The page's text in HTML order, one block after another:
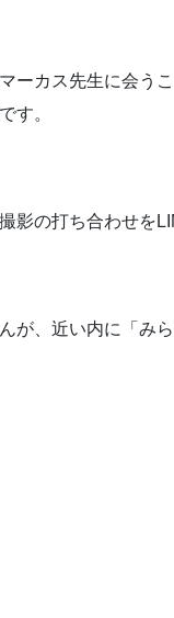
ーカス先生に会う
す。
影の打ち合わせを
が、近い内に「み